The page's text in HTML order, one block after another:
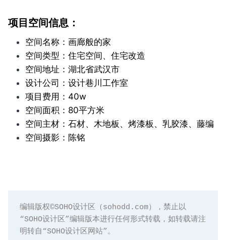
项目空间信息：
空间名称：画廊般的家
空间类型：住宅空间、住宅改造
空间地址：湖北省武汉市
设计公司：设计巷川工作室
项目费用：40w
空间面积：80平方米
空间主材：石材、木地板、烤漆板、乳胶漆、藤编
空间摄影：陈铭
编辑版权©️SOHO设计区（sohodd.com），禁止以
“SOHO设计区”编辑版本进行任何形式转载，如转载请注
明转自“SOHO设计区网站”。